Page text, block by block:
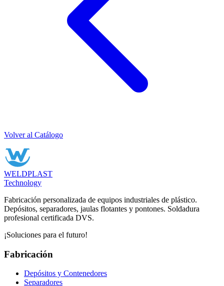
Volver al Catálogo
WELDPLAST
Technology
Fabricación personalizada de equipos industriales de plástico.
Depósitos, separadores, jaulas flotantes y pontones. Soldadura
profesional certificada DVS.
¡Soluciones para el futuro!
Fabricación
Depósitos y Contenedores
Separadores